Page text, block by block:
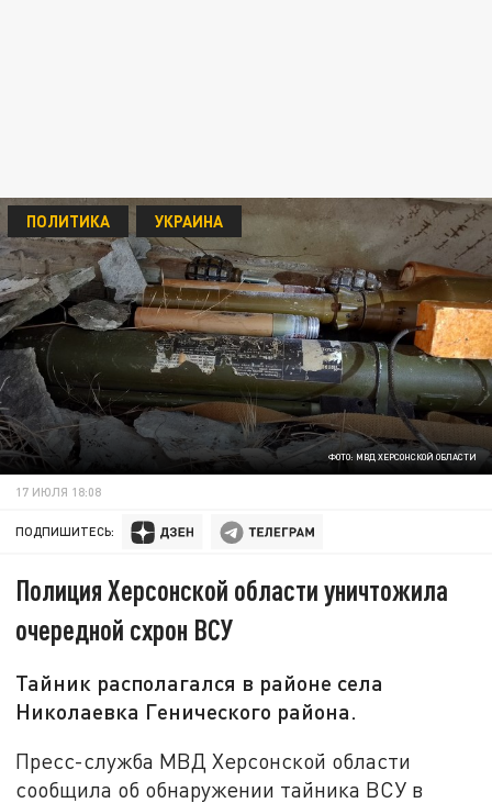
ФОТО: МВД ХЕРСОНСКОЙ ОБЛАСТИ
ПОЛИТИКА УКРАИНА
17 ИЮЛЯ 18:08
ПОДПИШИТЕСЬ:
Полиция Херсонской области уничтожила
очередной схрон ВСУ
Тайник располагался в районе села
Николаевка Генического района.
Пресс-служба МВД Херсонской области
сообщила об обнаружении тайника ВСУ в